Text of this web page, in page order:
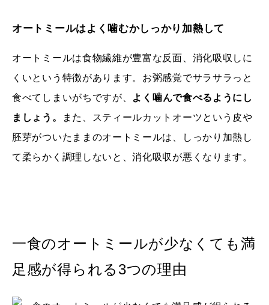
オートミールはよく噛むかしっかり加熱して
オートミールは食物繊維が豊富な反面、消化吸収しに
くいという特徴があります。お粥感覚でサラサラっと
食べてしまいがちですが、 よく噛んで食べるようにし
ましょう。
また、スティールカットオーツという皮や
胚芽がついたままのオートミールは、しっかり加熱し
て柔らかく調理しないと、消化吸収が悪くなります。
一食のオートミールが少なくても満
足感が得られる3つの理由